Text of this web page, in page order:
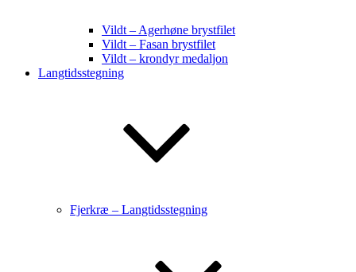
Vildt – Agerhøne brystfilet
Vildt – Fasan brystfilet
Vildt – krondyr medaljon
Langtidsstegning
Fjerkræ – Langtidsstegning